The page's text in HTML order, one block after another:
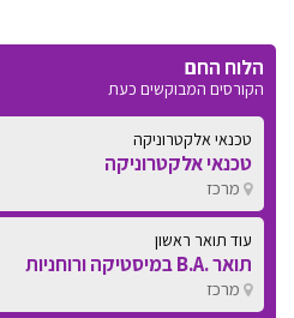
הלוח החם
הקורסים המבוקשים כעת
טכנאי אלקטרוניקה
טכנאי אלקטרוניקה
מרכז
עוד תואר ראשון
תואר .B.A במיסטיקה ורוחניות
מרכז